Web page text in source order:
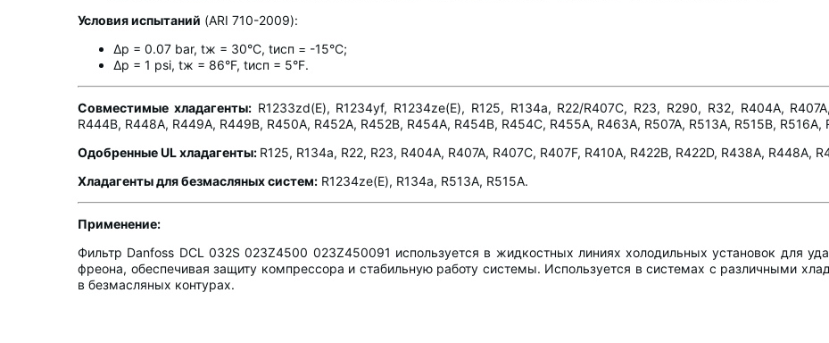
Условия испытаний (ARI 710-2009):
Δp = 0.07 bar, tж = 30°C, tисп = -15°C;
Δp = 1 psi, tж = 86°F, tисп = 5°F.
Совместимые хладагенты:R1233zd(E), R1234yf, R1234ze(E), R125, R134a, R22/R407C, R23, R290, R32, R404A,
R444B, R448A, R449A, R449B, R450A, R452A, R452B, R454A, R454B, R454C, R455A, R463A, R507A, R513A, R515B, R516A,
Одобренные UL хладагенты: R125, R134a, R22, R23, R404A, R407A, R407C, R407F, R410A, R422B, R422D, R438A, R448A,
Хладагенты для безмасляных систем: R1234ze(E), R134a, R513A, R515A.
Применение:
Фильтр Danfoss DCL 032S 023Z4500 023Z450091 используется в жидкостных линиях холодильных установок для
фреона, обеспечивая защиту компрессора и стабильную работу системы. Используется в системах с различными
в безмасляных контурах.